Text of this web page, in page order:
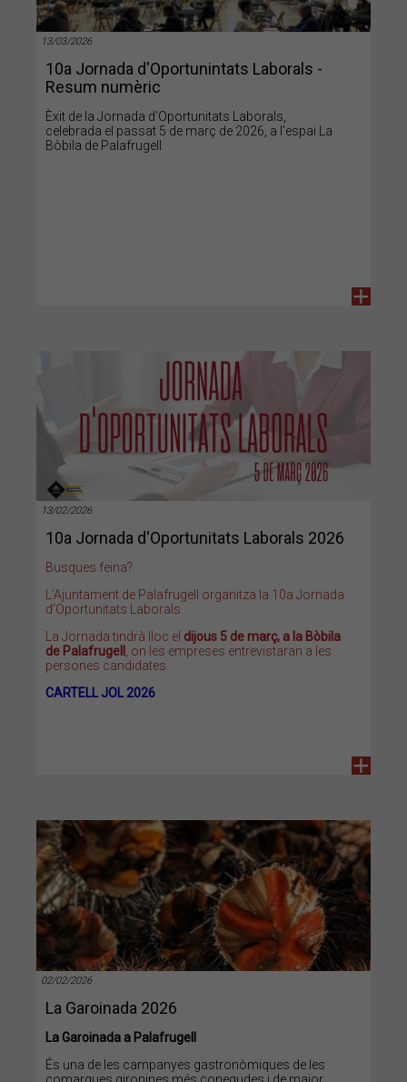
13/03/2026
10a Jornada d'Oportunintats Laborals -
Resum numèric
Èxit de la Jornada d'Oportunitats Laborals,
celebrada el passat 5 de març de 2026, a l'espai La
Bòbila de Palafrugell
+
13/02/2026
10a Jornada d'Oportunitats Laborals 2026
Busques feina?
L’Ajuntament de Palafrugell organitza la 10a Jornada
d’Oportunitats Laborals.
La Jornada tindrà lloc el dijous 5 de març, a la Bòbila
de Palafrugell
on les empreses entrevistaran a les
persones candidates.
CARTELL JOL 2026
+
02/02/2026
La Garoinada 2026
La Garoinada a Palafrugell
És una de les campanyes gastronòmiques de les
comarques gironines més conegudes i de major